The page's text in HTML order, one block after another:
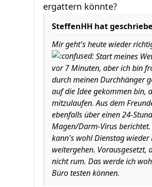
ergattern könnte?
SteffenHH hat
Mir geht's heute wieder
Start meines
vor 7 Minuten, aber ich bin
durch meinen Durchhänger
auf die Idee gekommen bin,
mitzulaufen. Aus dem
ebenfalls über einen 24-
Magen/Darm-Virus berichtet.
kann's wohl Dienstag wieder
weitergehen. Vorausgesetzt,
nicht rum. Das werde ich
Büro testen können.